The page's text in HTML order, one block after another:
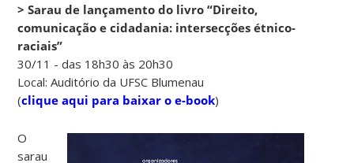
> Sarau de lançamento do livro “Direito,
comunicação e cidadania: intersecções étnico-
raciais”
30/11 - das 18h30 às 20h30
Local: Auditório da UFSC Blumenau
(clique aqui para baixar o e-book)
O
sarau